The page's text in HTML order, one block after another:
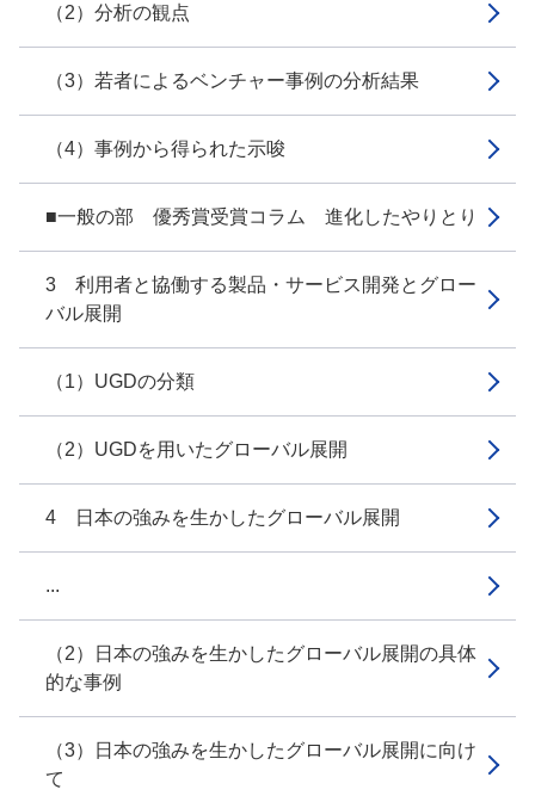
（2）分析の観点
（3）若者によるベンチャー事例の分析結果
（4）事例から得られた示唆
■一般の部 優秀賞受賞コラム 進化したやりとり
3 利用者と協働する製品・サービス開発とグロー
バル展開
（1）UGDの分類
（2）UGDを用いたグローバル展開
4 日本の強みを生かしたグローバル展開
...
（2）日本の強みを生かしたグローバル展開の具体
的な事例
（3）日本の強みを生かしたグローバル展開に向け
て